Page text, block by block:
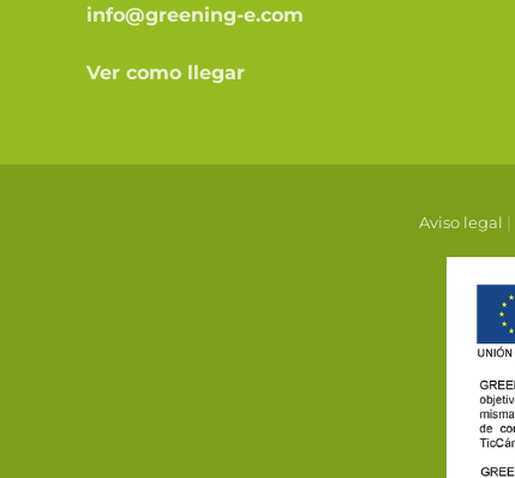
info@greening-e.com
Ver como llegar
Aviso legal |